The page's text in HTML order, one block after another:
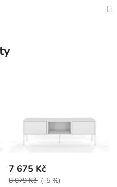
7 675 Kč
8 079 Kč (–5 %)